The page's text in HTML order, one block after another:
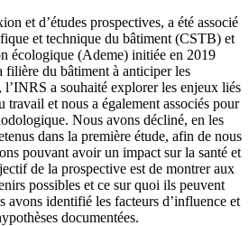
et d’études prospectives, a été associé
et technique du bâtiment (CSTB) et
écologique (Ademe) initiée en 2019
filière du bâtiment à anticiper les
a souhaité explorer les enjeux liés
travail et nous a également associés pour
Nous avons décliné, en les
dans la première étude, afin de nous
pouvant avoir un impact sur la santé et
de la prospective est de montrer aux
possibles et ce sur quoi ils peuvent
avons identifié les facteurs d’influence et
documentées.